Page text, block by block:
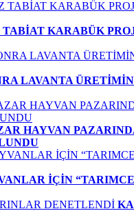
KARABÜK
LAVANTA
HAYVAN
İÇİN